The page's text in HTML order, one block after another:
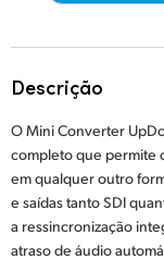
India
Italy
Japan
Descrição
O Mini Converter
completo que permite
em qualquer outro
e saídas tanto SDI
a ressincronização
atraso de áudio